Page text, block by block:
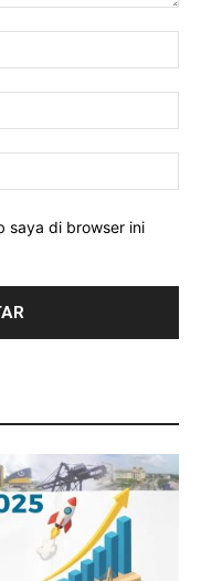
saya di browser ini